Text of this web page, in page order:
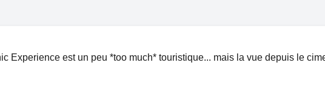
Experience est un peu *too much* touristique... mais la vue depuis le